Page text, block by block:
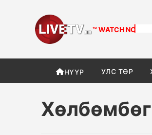
™ WATCH NOW
НҮҮР УЛС ТӨР
Хөлбөмбөг